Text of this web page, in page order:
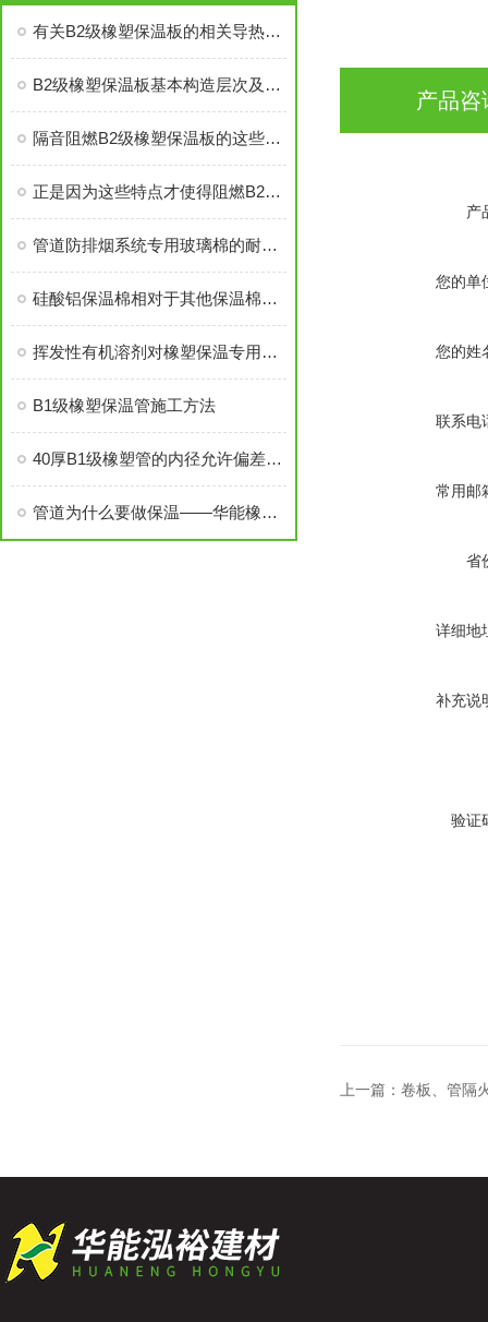
有关B2级橡塑保温板的相关导热系数说明
B2级橡塑保温板基本构造层次及节能应用
隔音阻燃B2级橡塑保温板的这些特点你都了解清楚了吗？
正是因为这些特点才使得阻燃B2级橡塑保温板有很好的应用
管道防排烟系统专用玻璃棉的耐火时限要求解析
硅酸铝保温棉相对于其他保温棉优势在哪里
挥发性有机溶剂对橡塑保温专用胶水的影响解读
B1级橡塑保温管施工方法
40厚B1级橡塑管的内径允许偏差分析
管道为什么要做保温——华能橡塑保温棉厂家销售小郭简述
产品咨
产
您的单
您的姓
联系电
常用邮
省
详细地
补充说
验证
上一篇： 卷板、管隔